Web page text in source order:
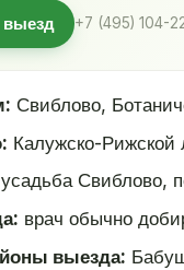
выезд +7 (495) 104-
Свиблово,
Калужско-Рижской
усадьба Свиблово,
врач обычно
выезда: